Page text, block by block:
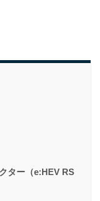
ター（e:HEV RS